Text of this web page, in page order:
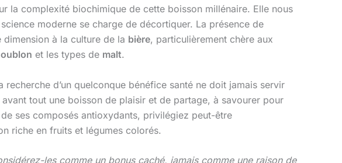
la complexité biochimique de cette boisson millénaire. Elle nous
moderne se charge de décortiquer. La présence de
à la culture de la bière, particulièrement chère aux
et les types de malt.
d’un quelconque bénéfice santé ne doit jamais servir
avant tout une boisson de plaisir et de partage, à savourer pour
ses composés antioxydants, privilégiez peut-être
riche en fruits et légumes colorés.
les comme un bonus caché, jamais comme une raison de